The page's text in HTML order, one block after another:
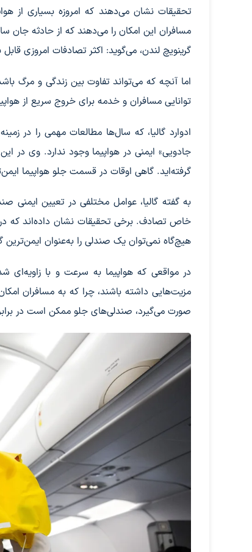
مسافران این امکان را می‌دهند که از حادثه جان
گرینویچ لندن، می‌گوید: اکثر تصادفات امروزی قابل
اما آنچه که می‌تواند تفاوت بین زندگی و مرگ
توانایی مسافران و خدمه برای خروج سریع از
ادوارد گالیا، که سال‌ها مطالعات مهمی را در
جادویی» ایمنی در هواپیما وجود ندارد. وی در
گرفته‌اید. گاهی اوقات در قسمت جلو هواپیما
به گفته گالیا، عوامل مختلفی در تعیین ایمنی
خاص تصادف. برخی تحقیقات نشان داده‌اند که
هیچ‌گاه نمی‌توان یک صندلی را به‌عنوان ایمن‌ترین
در مواقعی که هواپیما به سرعت و با
مزیت‌هایی داشته باشند، چرا که به مسافران
صورت می‌گیرد، صندلی‌های جلو ممکن است در